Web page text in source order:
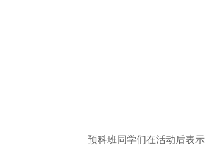
预科班同学们在活动后表